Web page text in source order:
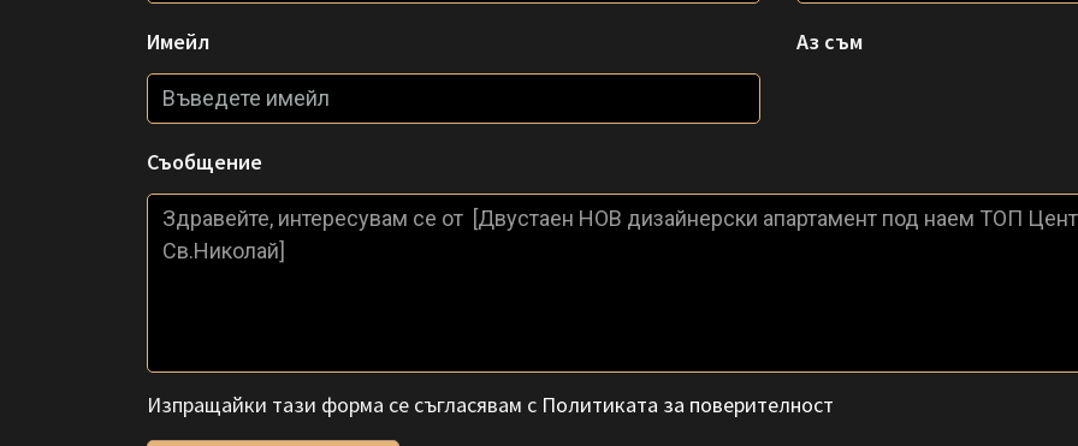
Имейл Аз съм
Съобщение
Изпращайки тази форма се съгласявам с Политиката за поверителност